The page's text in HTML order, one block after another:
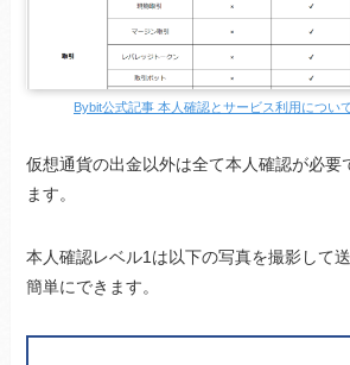
Bybit公式記事 本人確認とサービス利用につい
仮想通貨の出金以外は全て本人確認が必要
ます。
本人確認レベル1は以下の写真を撮影して
簡単にできます。